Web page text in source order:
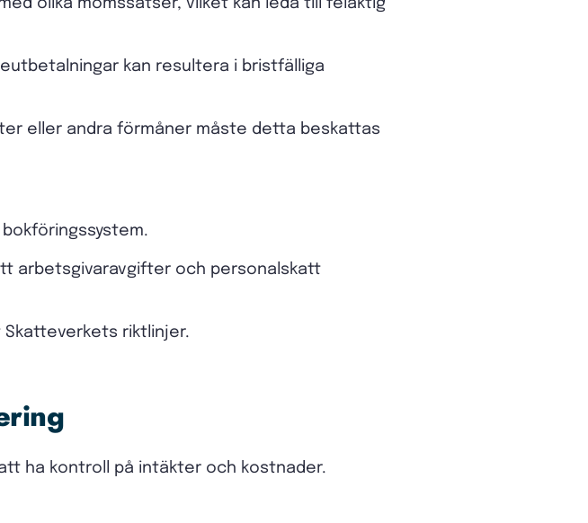
olika momssatser, vilket kan leda till felaktig
kan resultera i bristfälliga
eller andra förmåner måste detta beskattas
arbetsgivaravgifter och personalskatt
riktlinjer.
ha kontroll på intäkter och kostnader.